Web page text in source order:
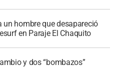
un hombre que desapareció
en Paraje El Chaquito
y dos “bombazos”